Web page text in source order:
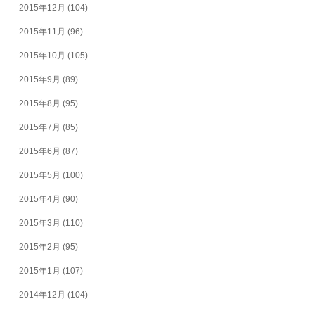
2015年12月 (104)
2015年11月 (96)
2015年10月 (105)
2015年9月 (89)
2015年8月 (95)
2015年7月 (85)
2015年6月 (87)
2015年5月 (100)
2015年4月 (90)
2015年3月 (110)
2015年2月 (95)
2015年1月 (107)
2014年12月 (104)